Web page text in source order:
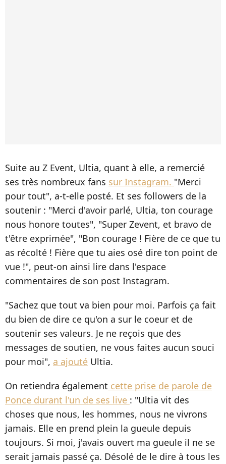
Suite au Z Event, Ultia, quant à elle, a remercié
ses très nombreux fans sur Instagram. "Merci
pour tout", a-t-elle posté. Et ses followers de la
soutenir : "Merci d'avoir parlé, Ultia, ton courage
nous honore toutes", "Super Zevent, et bravo de
t'être exprimée", "Bon courage ! Fière de ce que tu
as récolté ! Fière que tu aies osé dire ton point de
vue !", peut-on ainsi lire dans l'espace
commentaires de son post Instagram.
"Sachez que tout va bien pour moi. Parfois ça fait
du bien de dire ce qu'on a sur le coeur et de
soutenir ses valeurs. Je ne reçois que des
messages de soutien, ne vous faites aucun souci
pour moi", a ajouté Ultia.
On retiendra également cette prise de parole de
Ponce durant l'un de ses live : "Ultia vit des
choses que nous, les hommes, nous ne vivrons
jamais. Elle en prend plein la gueule depuis
toujours. Si moi, j'avais ouvert ma gueule il ne se
serait jamais passé ça. Désolé de le dire à tous les